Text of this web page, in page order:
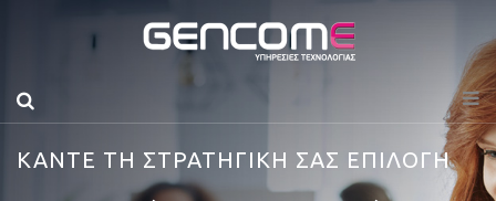
ΚΑΝΤΕ ΤΗ ΣΤΡΑΤΗΓΙΚΗ ΣΑΣ ΕΠΙΛΟΓΗ